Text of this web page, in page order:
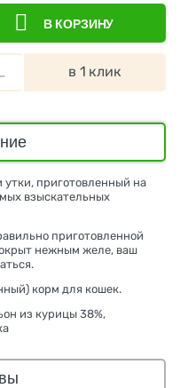
В КОРЗИНУ
в 1 клик
приготовленный на
взыскательных
приготовленной
нежным желе, ваш
корм для кошек.
из курицы 38%,